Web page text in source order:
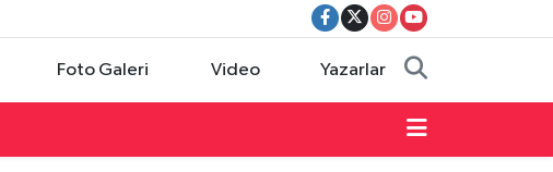
Foto Galeri Video Yazarlar